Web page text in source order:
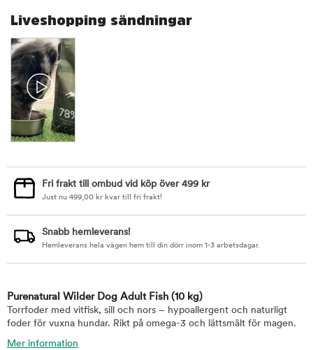
Liveshopping sändningar
Fri frakt till ombud vid köp över 499 kr
Just nu 499,00 kr kvar till fri frakt!
Snabb hemleverans!
Hemleverans hela vägen hem till din dörr inom 1-3 arbetsdagar.
Purenatural Wilder Dog Adult Fish (10 kg)
Torrfoder med vitfisk, sill och nors – hypoallergent och naturligt
foder för vuxna hundar. Rikt på omega-3 och lättsmält för magen.
Mer information